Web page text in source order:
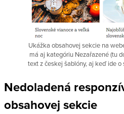
Ukážka obsahovej sekcie na
má aj kategóriu Nezařazené (tu
text z českej šablóny, aj keď ide
Nedoladená
obsahovej sekcie